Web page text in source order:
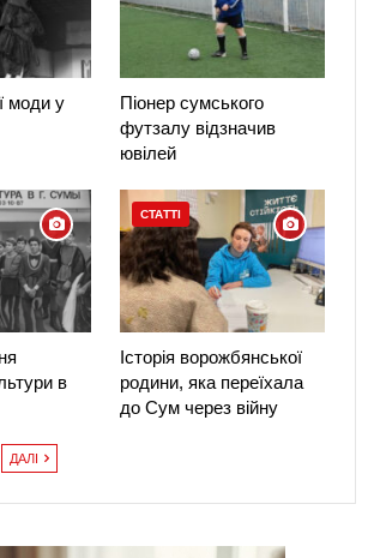
моди у
Піонер сумського
футзалу відзначив
ювілей
в
СТАТТІ
Історія ворожбянської
родини, яка переїхала
до Сум через війну
ДАЛІ